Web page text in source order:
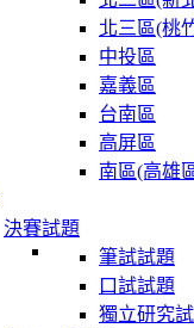
北三區(桃
中投區
嘉義區
台南區
高屏區
南區(高雄
決賽試題
筆試試題
口試試題
獨立研究